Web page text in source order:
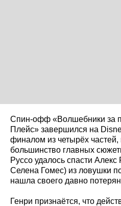
Спин-офф «Волшебники за
Плейс» завершился на
финалом из четырёх
большинство главных
Руссо удалось спасти
Селена Гомес) из ловушки
нашла своего давно
Генри признаётся, что